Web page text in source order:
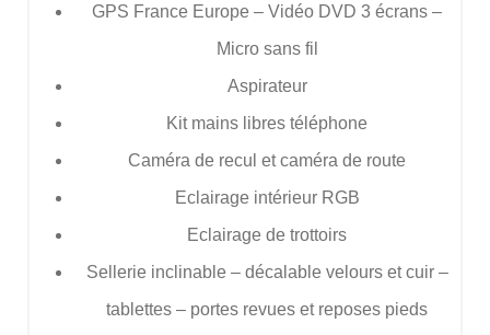
GPS France Europe – Vidéo DVD 3 écrans –
Micro sans fil
Aspirateur
Kit mains libres téléphone
Caméra de recul et caméra de route
Eclairage intérieur RGB
Eclairage de trottoirs
Sellerie inclinable – décalable velours et cuir –
tablettes – portes revues et reposes pieds